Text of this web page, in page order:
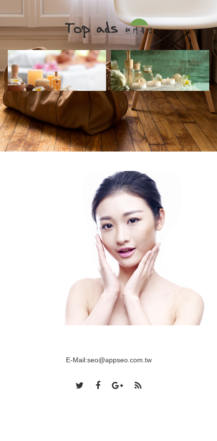
E-Mail:seo@appseo.com.tw